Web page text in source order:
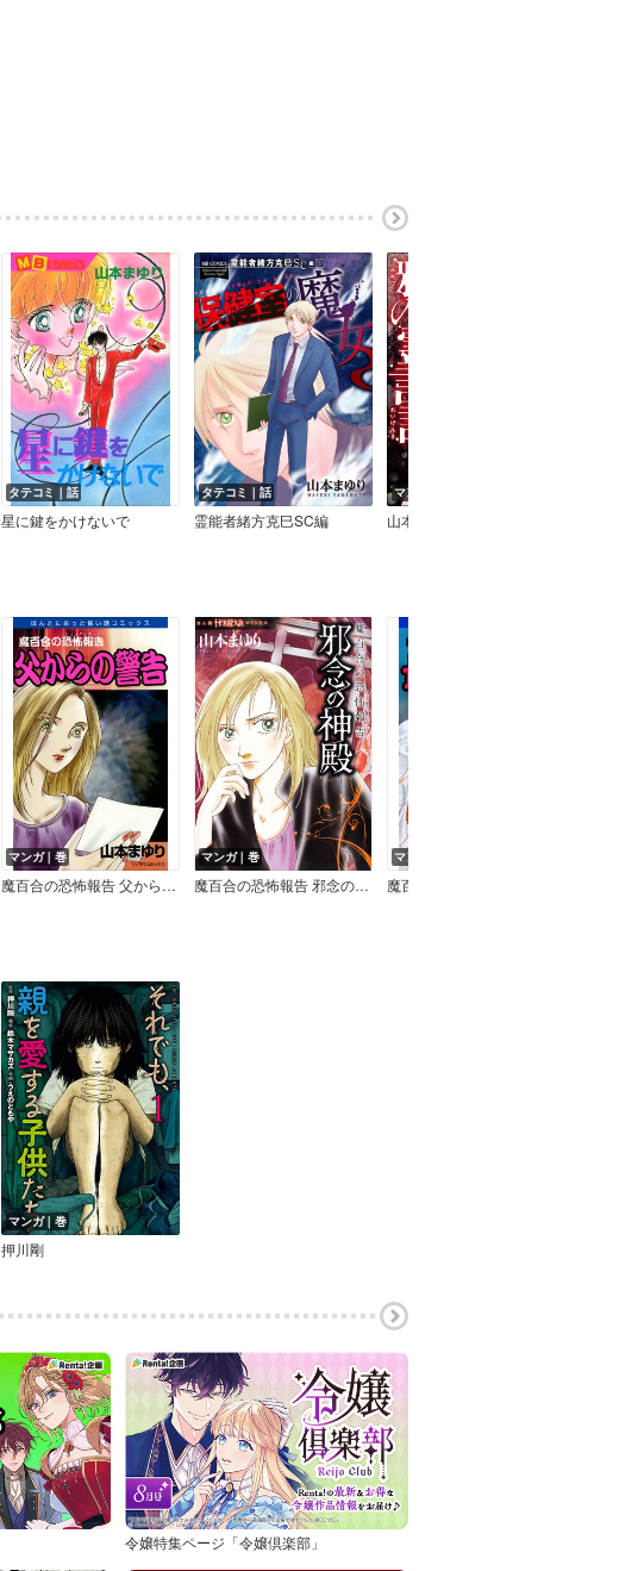
タテコミ｜話
星に鍵をかけないで
タテコミ｜話
霊能者緒方克巳SC編
マンガ｜巻
マンガ｜巻
魔百合の恐怖報告 父からの警告
マンガ｜巻
魔百合の恐怖報告 邪念の神殿
マンガ｜巻
マンガ｜巻
押川剛
令嬢特集ページ「令嬢倶楽部」